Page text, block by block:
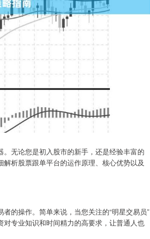
无论您是初入股市的新手，还是经验丰富的
析股票跟单平台的运作原理、核心优势以及
的操作。简单来说，当您关注的“明星交易员”
专业知识和时间精力的高要求，让普通人也